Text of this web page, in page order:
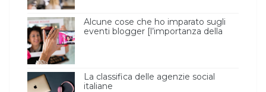
Alcune cose che ho imparato sugli
eventi blogger [l’importanza della
La classifica delle agenzie social
italiane